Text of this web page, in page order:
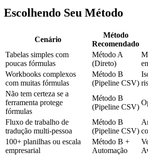
Escolhendo Seu Método
Cenário
Método
Recomendado
Tabelas simples com
poucas fórmulas
Método A
(Direto)
Workbooks complexos
com muitas fórmulas
Método B
(Pipeline CSV)
Não tem certeza se a
ferramenta protege
fórmulas
Método B
(Pipeline CSV)
Fluxo de trabalho de
tradução multi-pessoa
Método B
(Pipeline CSV)
100+ planilhas ou escala
empresarial
Método B +
Automação